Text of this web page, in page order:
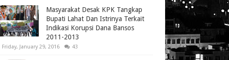
Masyarakat Desak KPK Tangkap
Bupati Lahat Dan Istrinya Terkait
Indikasi Korupsi Dana Bansos
2011-2013
Friday, January 29, 2016 43